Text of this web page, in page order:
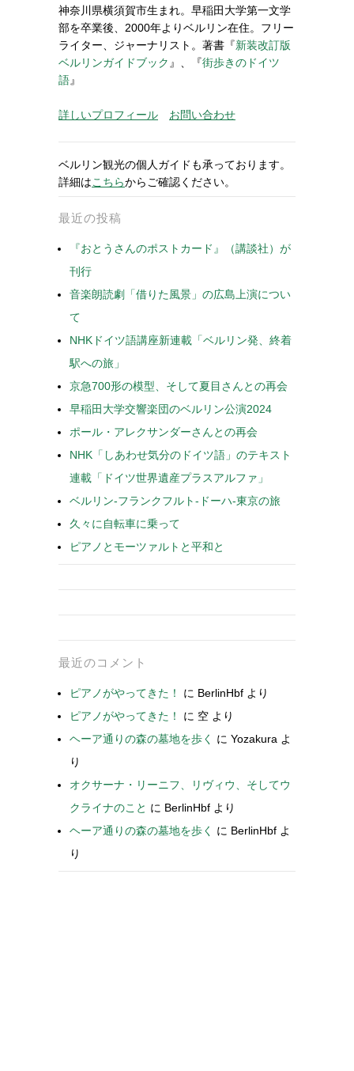
神奈川県横須賀市生まれ。早稲田大学第一文学
部を卒業後、2000年よりベルリン在住。フリー
ライター、ジャーナリスト。著書『新装改訂版
ベルリンガイドブック 』、『街歩きのドイツ
語』
詳しいプロフィール お問い合わせ
ベルリン観光の個人ガイドも承っております。
詳細はこちらからご確認ください。
最近の投稿
『おとうさんのポストカード』（講談社）が
刊行
音楽朗読劇「借りた風景」の広島上演につい
て
NHKドイツ語講座新連載「ベルリン発、終着
駅への旅」
京急700形の模型、そして夏目さんとの再会
早稲田大学交響楽団のベルリン公演2024
ポール・アレクサンダーさんとの再会
NHK「しあわせ気分のドイツ語」のテキスト
連載「ドイツ世界遺産プラスアルファ」
ベルリン-フランクフルト-ドーハ-東京の旅
久々に自転車に乗って
ピアノとモーツァルトと平和と
最近のコメント
ピアノがやってきた！ に BerlinHbf より
ピアノがやってきた！
に 空 より
ヘーア通りの森の墓地を歩く
に Yozakura よ
り
オクサーナ・リーニフ、リヴィウ、そしてウ
クライナのこと に BerlinHbf より
ヘーア通りの森の墓地を歩く
に BerlinHbf よ
り